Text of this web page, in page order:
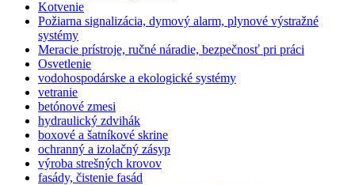
Kotvenie
Požiarna signalizácia, dymový alarm, plynové výstražné
systémy
Meracie prístroje, ručné náradie, bezpečnosť pri práci
Osvetlenie
vodohospodárske a ekologické systémy
vetranie
betónové zmesi
hydraulický zdvihák
boxové a šatníkové skrine
ochranný a izolačný zásyp
výroba strešných krovov
fasády, čistenie fasád